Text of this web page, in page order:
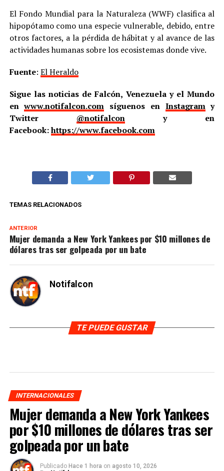
El Fondo Mundial para la Naturaleza (WWF) clasifica al
hipopótamo como una especie vulnerable, debido, entre
otros factores, a la pérdida de hábitat y al avance de las
actividades humanas sobre los ecosistemas donde vive.
Fuente: El Heraldo
Sigue las noticias de Falcón, Venezuela y el Mundo
enwww.notifalcon.com síguenos en Instagramy
Twitter @notifalcony en
Facebook:https://www.facebook.com
TEMAS RELACIONADOS
ANTERIOR
Mujer demanda a New York Yankees por $10 millones de
dólares tras ser golpeada por un bate
Notifalcon
TE PUEDE GUSTAR
INTERNACIONALES
Mujer demanda a New York Yankees
por $10 millones de dólares tras ser
golpeada por un bate
Publicado Hace 1 hora on agosto 10, 2026